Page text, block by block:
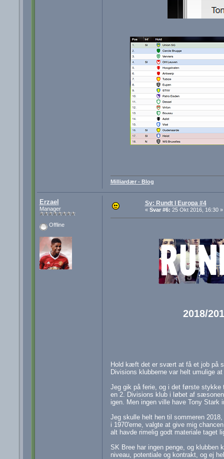
Milliardær - Blog
Erzael
Manager
Offline
Sv: Rundt I Europa #4
« Svar #6: 25 Okt 2016, 16:30 »
2018/
Hold kæft det er svært at få et job på
Divisions klubberne var helt umulige
Jeg gik på ferie, og i det første stykke
en 2. Divisions klub i løbet af
igen. Men ingen ville have Tony Stark
Jeg skulle helt hen til sommeren
i 1970'erne, valgte at give mig
alt havde rimelig godt materiale taget
SK Bree har ingen penge, og klubben
niveau, potentiale og kontrakt, og ej